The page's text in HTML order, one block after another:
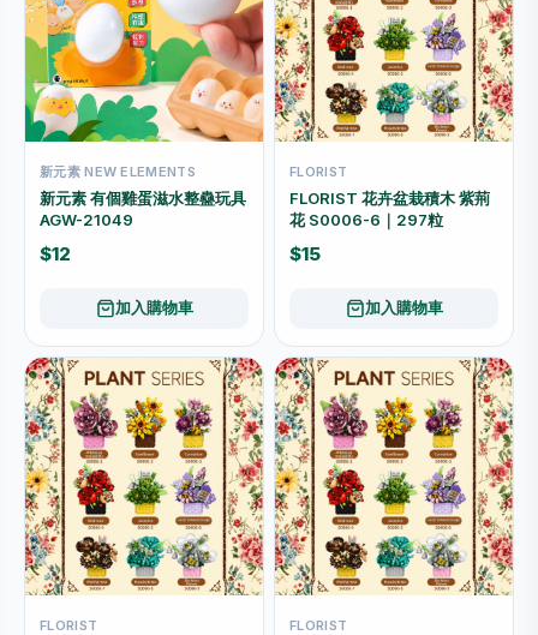
新元素 NEW ELEMENTS
新元素 有個雞蛋滋水整蠱玩具
AGW-21049
$12
加入購物車
FLORIST
FLORIST 花卉盆栽積木 紫荊
花 S0006-6｜297粒
$15
加入購物車
FLORIST FLORIST